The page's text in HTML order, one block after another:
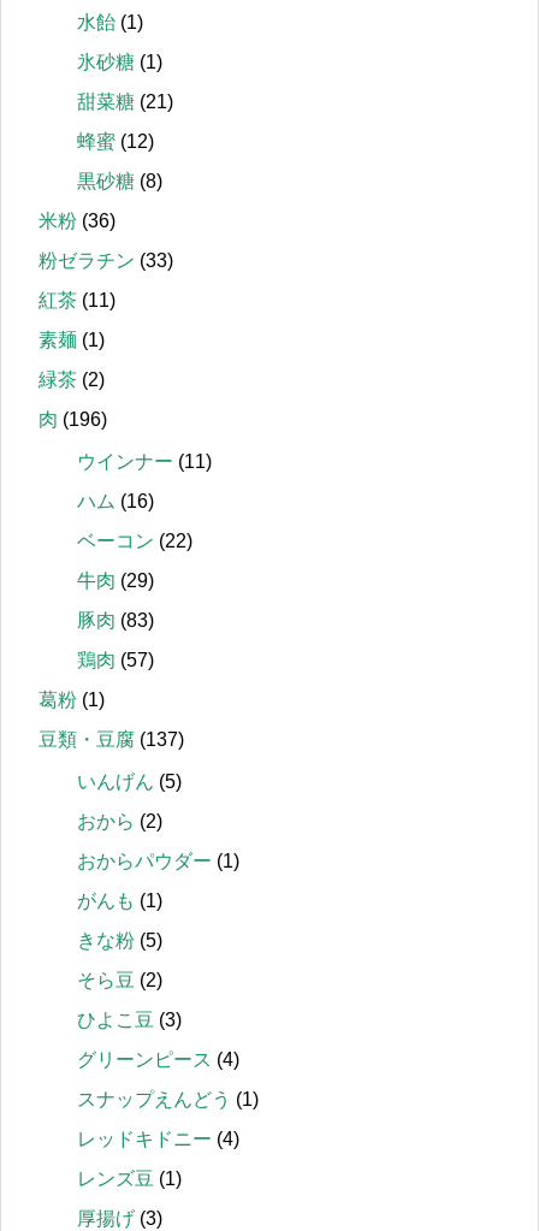
水飴 (1)
氷砂糖 (1)
甜菜糖 (21)
蜂蜜 (12)
黒砂糖 (8)
米粉 (36)
粉ゼラチン (33)
紅茶 (11)
素麺 (1)
緑茶 (2)
肉 (196)
ウインナー (11)
ハム (16)
ベーコン (22)
牛肉 (29)
豚肉 (83)
鶏肉 (57)
葛粉 (1)
豆類・豆腐 (137)
いんげん (5)
おから (2)
おからパウダー (1)
がんも (1)
きな粉 (5)
そら豆 (2)
ひよこ豆 (3)
グリーンピース (4)
スナップえんどう (1)
レッドキドニー (4)
レンズ豆 (1)
厚揚げ (3)